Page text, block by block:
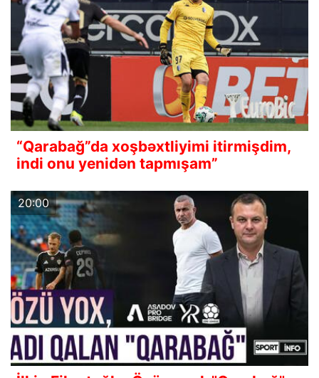
“Qarabağ”da xoşbəxtliyimi itirmişdim,
indi onu yenidən tapmışam”
20:00